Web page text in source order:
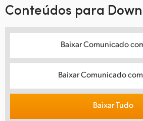
Conteúdos para
Baixar Comunicado
Baixar Comunicado
Baixar Tudo